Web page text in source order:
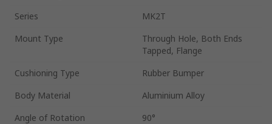
Series
MK2T
Mount Type
Through Hole, Both Ends
Tapped, Flange
Cushioning Type
Rubber Bumper
Body Material
Aluminium Alloy
Angle of Rotation
90°